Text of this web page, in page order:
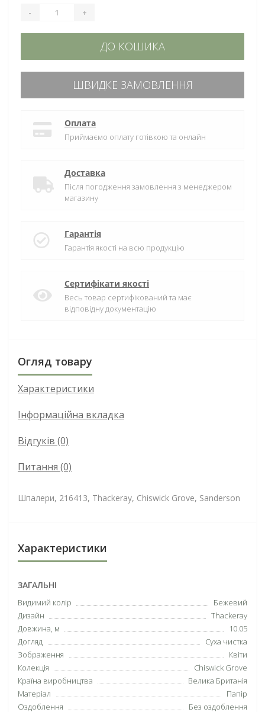
- +
ДО КОШИКА
ШВИДКЕ ЗАМОВЛЕННЯ
Оплата
Приймаємо оплату готівкою та онлайн
Доставка
Після погодження замовлення з менеджером
магазину
Гарантія
Гарантія якості на всю продукцію
Сертифікати якості
Весь товар сертифікований та має
відповідну документацію
Огляд товару
Характеристики
Інформаційна вкладка
Відгуків (0)
Питання (0)
Шпалери, 216413, Thackeray, Chiswick Grove, Sanderson
Характеристики
ЗАГАЛЬНІ
Видимий колір
Бежевий
Дизайн
Thackeray
Довжина, м
10.05
Догляд
Суха чистка
Зображення
Квіти
Колекція
Chiswick Grove
Країна виробництва
Велика Британія
Матеріал
Папір
Оздоблення
Без оздоблення